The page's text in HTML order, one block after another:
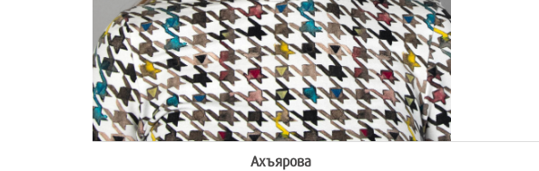
Ахъярова